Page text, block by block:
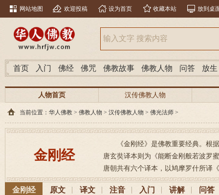
网站地图 欢迎投稿 设为首页 收藏本站 放到桌
首页 入门 佛经 佛咒 佛教故事 佛教人物 问答 放生
人物首页 汉传佛教人物
当前位置： 华人佛教 > 佛教人物 > 汉传佛教人物 > 佛光法师 >
金刚经
《金刚经》是佛教重要经典。根
唐玄奘译本则为《能断金刚般若波罗
唐朝共有六个译本，以鸠摩罗什所译
金刚经 原文 译文 注音 入门 讲解 问答